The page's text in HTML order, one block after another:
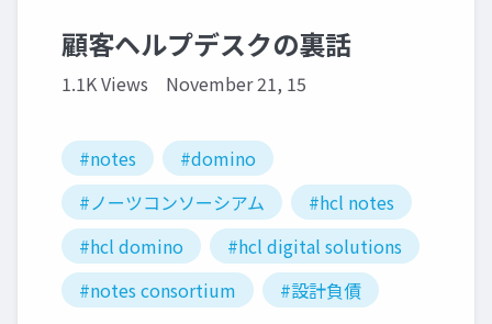
顧客ヘルプデスクの裏話
1.1K Views November 21, 15
#notes
#domino
#ノーツコンソーシアム
#hcl notes
#hcl domino
#hcl digital solutions
#notes consortium
#設計負債